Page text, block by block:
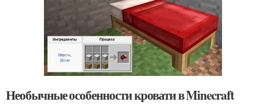
Необычные особенности кровати в Minecraft